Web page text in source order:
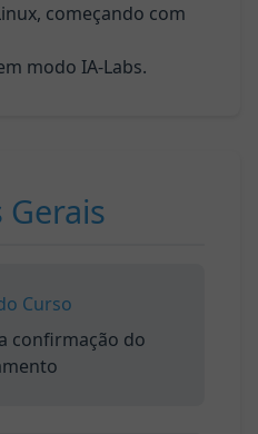
começando com
modo IA-Labs.
Curso
confirmação do